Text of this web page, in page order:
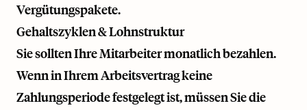
Vergütungspakete.
Gehaltszyklen & Lohnstruktur
Sie sollten Ihre Mitarbeiter monatlich bezahlen.
Wenn in Ihrem Arbeitsvertrag keine
Zahlungsperiode festgelegt ist, müssen Sie die